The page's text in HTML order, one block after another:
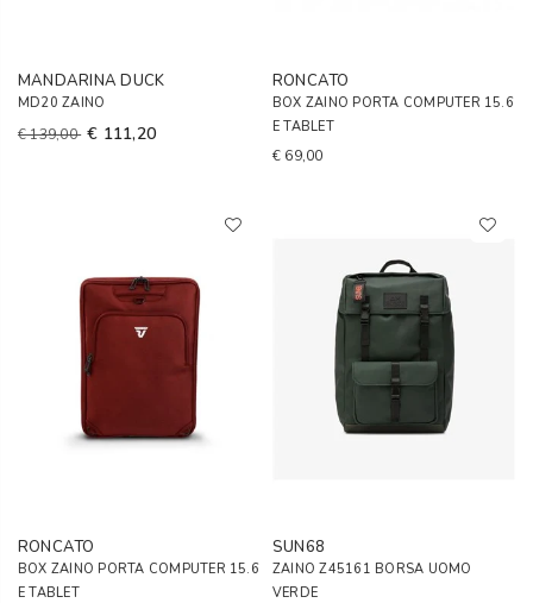
MANDARINA DUCK
MD20 ZAINO
€ 139,00 € 111,20
RONCATO
BOX ZAINO PORTA COMPUTER 15.6
E TABLET
€ 69,00
RONCATO
BOX ZAINO PORTA COMPUTER 15.6
E TABLET
SUN68
ZAINO Z45161 BORSA UOMO
VERDE